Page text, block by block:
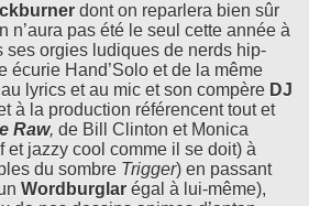
dont on reparlera bien sûr
n’aura pas été le seul cette année à
ses orgies ludiques de nerds hip-
écurie Hand’Solo et de la même
au lyrics et au mic et son compère DJ
à la production référencent tout et
Raw, de Bill Clinton et Monica
et jazzy cool comme il se doit) à
du sombre Trigger) en passant
Wordburglar égal à lui-même),